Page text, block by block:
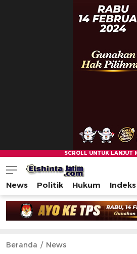
News Politik Hukum Indeks
Beranda News